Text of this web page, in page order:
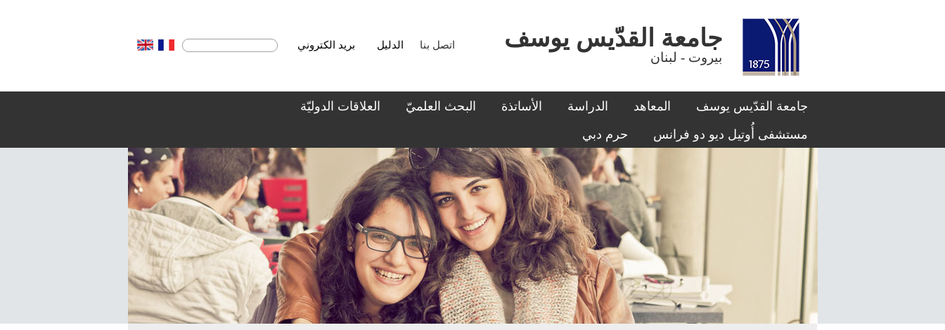
بريد الكتروني الدليل اتصل بنا
جامعة القدّيس يوسف المعاهد الدراسة الأساتذة البحث العلميّ
العلاقات الدوليّة
مستشفى أُوتيل ديو دو فرانس
حرم دبي